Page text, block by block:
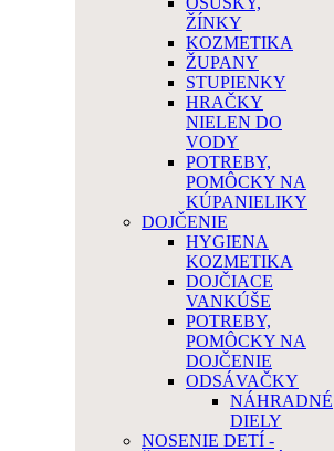
ŽÍNKY
KOZMETIKA
ŽUPANY
STUPIENKY
HRAČKY
NIELEN DO
VODY
POTREBY,
POMÔCKY NA
KÚPANIELIKY
DOJČENIE
HYGIENA
KOZMETIKA
DOJČIACE
VANKÚŠE
POTREBY,
POMÔCKY NA
DOJČENIE
ODSÁVAČKY
NÁHRADNÉ
DIELY
NOSENIE DETÍ -